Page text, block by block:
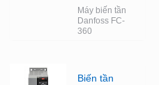
Máy biến tần
Danfoss FC-
360
Biến tần